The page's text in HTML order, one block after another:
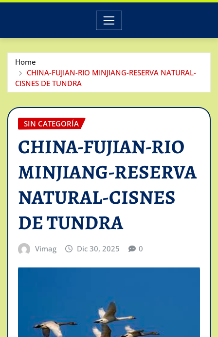
Home
CHINA-FUJIAN-RIO MINJIANG-RESERVA NATURAL-
CISNES DE TUNDRA
SIN CATEGORÍA
CHINA-FUJIAN-RIO
MINJIANG-RESERVA
NATURAL-CISNES
DE TUNDRA
Vimag Dic 30, 2025 0